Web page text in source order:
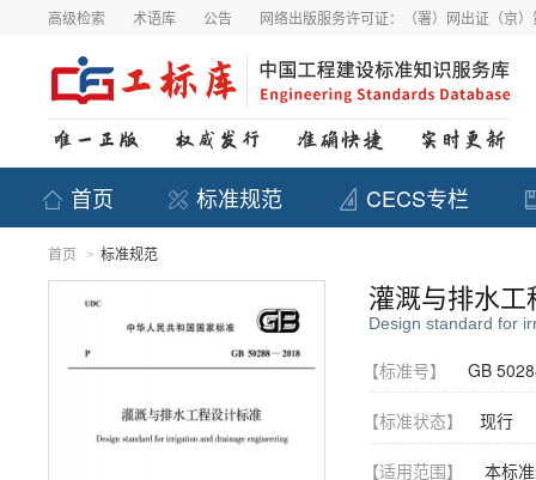
高级检索 术语库 公告 网络出版服务许可证：（署）网出证（京
首页 标准规范 CECS专栏
首页 > 标准规范
灌溉与排水
Design standard for
【标准号】 GB
【标准状态】 现行
【适用范围】 本标